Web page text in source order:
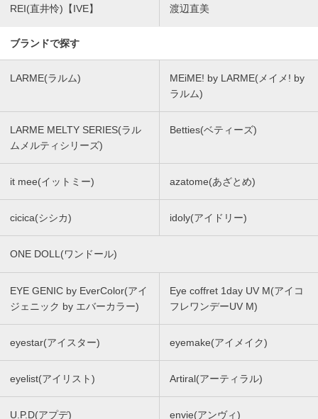
REI(直井怜)【IVE】 渡辺直美
ブランドで探す
LARME(ラルム)
MEiME! by LARME(メイメ! by
ラルム)
LARME MELTY SERIES(ラル
ムメルティシリーズ)
Betties(ベティーズ)
it mee(イットミー) azatome(あざとめ)
cicica(シシカ) idoly(アイドリー)
ONE DOLL(ワンドール)
EYE GENIC by EverColor(アイ
ジェニック by エバーカラー)
Eye coffret 1day UV M(アイコ
フレワンデーUV M)
eyestar(アイスター) eyemake(アイメイク)
eyelist(アイリスト) Artiral(アーティラル)
U.P.D(アプデ) envie(アンヴィ)